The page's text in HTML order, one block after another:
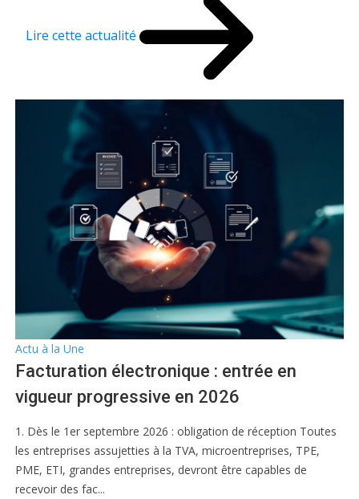
Lire cette actualité
Actu à la Une
Facturation électronique : entrée en
vigueur progressive en 2026
1. Dès le 1er septembre 2026 : obligation de réception Toutes
les entreprises assujetties à la TVA, microentreprises, TPE,
PME, ETI, grandes entreprises, devront être capables de
recevoir des fac...